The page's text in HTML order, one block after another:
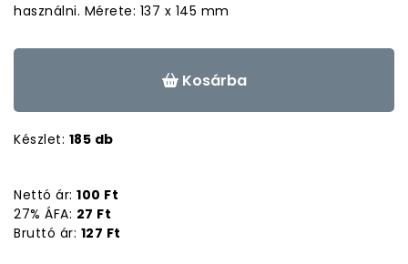
használni. Mérete: 137 x 145 mm
Kosárba
Készlet: 185 db
Nettó ár: 100 Ft
27% ÁFA: 27 Ft
Bruttó ár: 127 Ft